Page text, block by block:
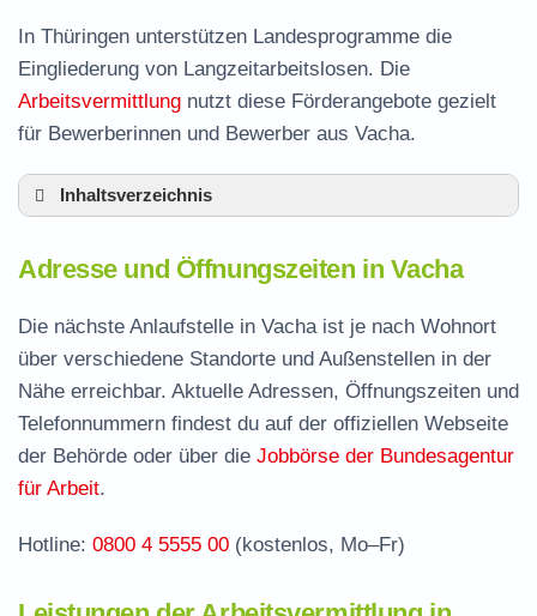
In Thüringen unterstützen Landesprogramme die
Eingliederung von Langzeitarbeitslosen. Die
Arbeitsvermittlung nutzt diese Förderangebote gezielt
für Bewerberinnen und Bewerber aus Vacha.
Inhaltsverzeichnis
Leistungen der Arbeitsvermittlung in Vacha
Termin vereinbaren und Bürgergeld beantragen
Jobcenter Wartburgkreis – zuständige Stelle
Stellenangebote und Jobbörse in Vacha
Häufige Fragen rund ums Jobcenter
Adresse und Öffnungszeiten in Vacha
Die nächste Anlaufstelle in Vacha ist je nach Wohnort
über verschiedene Standorte und Außenstellen in der
Nähe erreichbar. Aktuelle Adressen, Öffnungszeiten und
Telefonnummern findest du auf der offiziellen Webseite
der Behörde oder über die Jobbörse der Bundesagentur
für Arbeit.
Hotline: 0800 4 5555 00 (kostenlos, Mo–Fr)